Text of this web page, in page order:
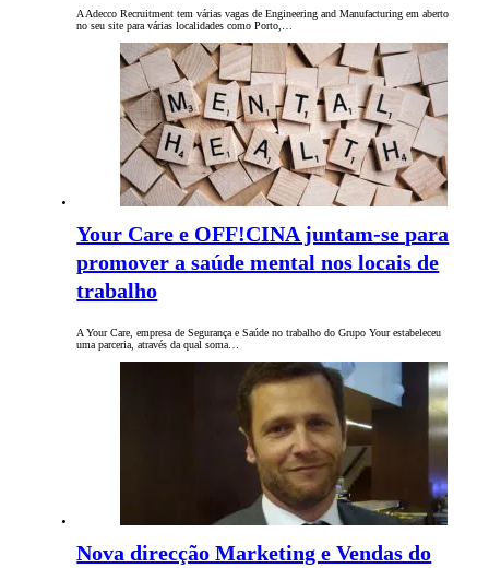
A Adecco Recruitment tem várias vagas de Engineering and Manufacturing em aberto
no seu site para várias localidades como Porto,…
Your Care e OFF!CINA juntam-se para
promover a saúde mental nos locais de
trabalho
A Your Care, empresa de Segurança e Saúde no trabalho do Grupo Your estabeleceu
uma parceria, através da qual soma…
Nova direcção Marketing e Vendas do